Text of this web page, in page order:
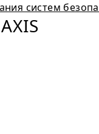
систем